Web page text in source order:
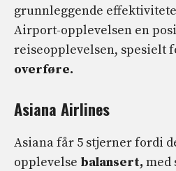
grunnleggende
Airport-opplevelsen en
reiseopplevelsen, spesielt
overføre.
Asiana Airlines
Asiana får 5 stjerner fordi
opplevelse balansert, med